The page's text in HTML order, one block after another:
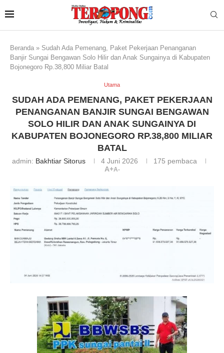
Beranda » Sudah Ada Pemenang, Paket Pekerjaan Penanganan
Banjir Sungai Bengawan Solo Hilir dan Anak Sungainya di Kabupaten
Bojonegoro Rp.38,800 Miliar Batal
Utama
SUDAH ADA PEMENANG, PAKET PEKERJAAN
PENANGANAN BANJIR SUNGAI BENGAWAN
SOLO HILIR DAN ANAK SUNGAINYA DI
KABUPATEN BOJONEGORO RP.38,800 MILIAR
BATAL
admin: Bakhtiar Sitorus 4 Juni 2026 175 pembaca
A+A-